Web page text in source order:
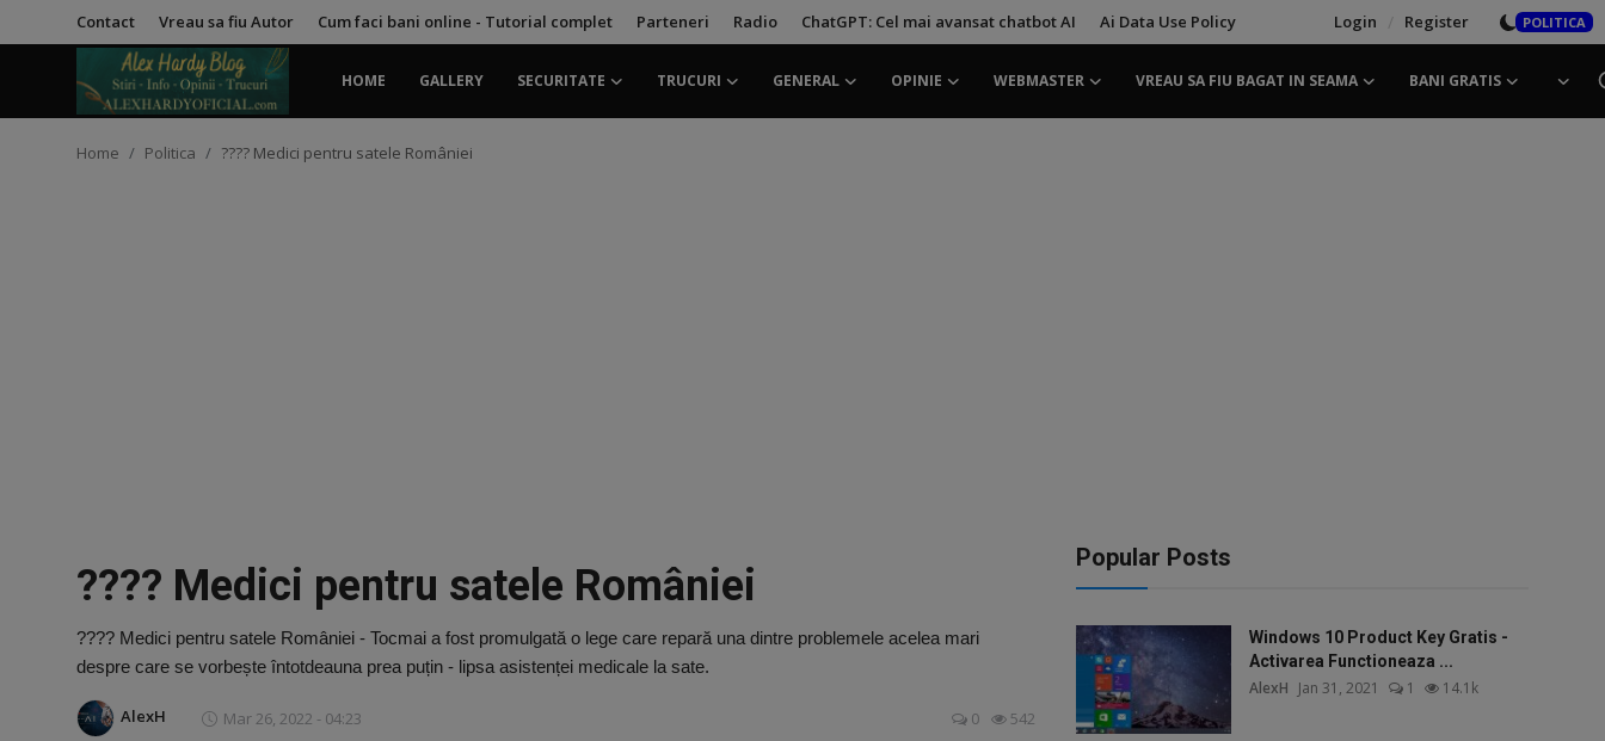
Contact Vreau sa fiu Autor Cum faci bani online - Tutorial complet Parteneri Radio ChatGPT: Cel mai avansat chatbot AI Ai Data Use Policy Login / Register
HOME GALLERY SECURITATE TRUCURI GENERAL OPINIE WEBMASTER VREAU SA FIU BAGAT IN SEAMA BANI GRATIS
Webmaster
Cum faci bani online - Tutorial complet
Home Politica ???? Medici pentru satele României
POLITICA
???? Medici pentru satele României
???? Medici pentru satele României - Tocmai a fost promulgată o lege care repară una dintre problemele acelea mari
despre care se vorbește întotdeauna prea puțin - lipsa asistenței medicale la sate.
AlexH Mar 26, 2022 - 04:23 0 542
Popular Posts
Windows 10 Product Key Gratis -
Activarea Functioneaza ...
AlexH Jan 31, 2021 1 14.1k